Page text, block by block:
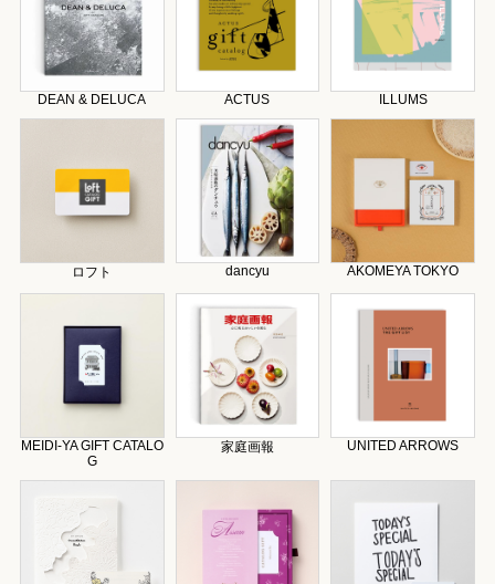
DEAN & DELUCA ACTUS ILLUMS
ロフト dancyu AKOMEYA TOKYO
MEIDI-YA GIFT CATALO
G
家庭画報 UNITED ARROWS